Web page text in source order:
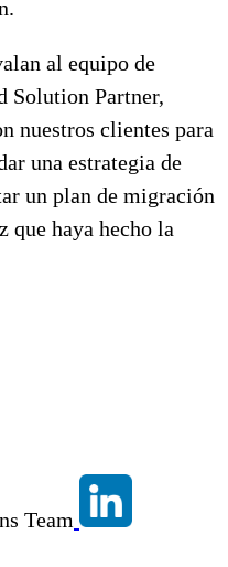
al equipo de
Solution Partner,
nuestros clientes para
una estrategia de
un plan de migración
que haya hecho la
Team